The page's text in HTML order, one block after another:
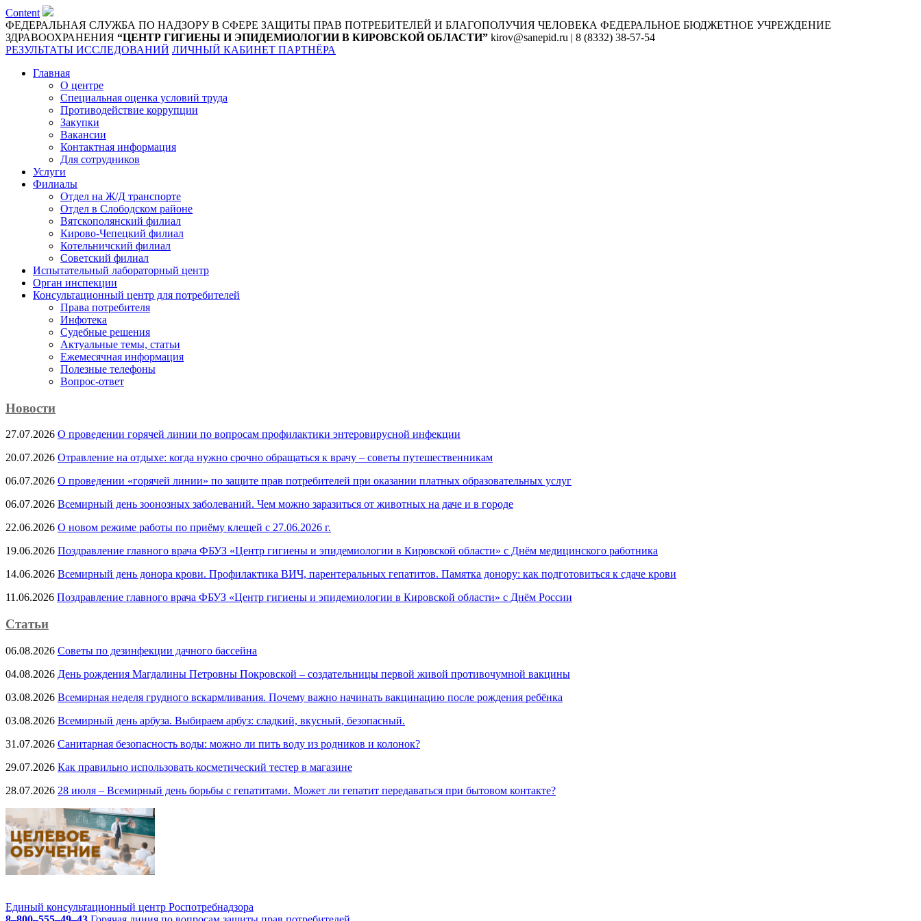
Content
ФЕДЕРАЛЬНАЯ СЛУЖБА ПО НАДЗОРУ В СФЕРЕ ЗАЩИТЫ ПРАВ ПОТРЕБИТЕЛЕЙ И БЛАГОПОЛУЧИЯ ЧЕЛОВЕКА ФЕДЕРАЛЬНОЕ БЮДЖЕТНОЕ УЧРЕЖДЕНИЕ
ЗДРАВООХРАНЕНИЯ “ЦЕНТР ГИГИЕНЫ И ЭПИДЕМИОЛОГИИ В КИРОВСКОЙ ОБЛАСТИ” kirov@sanepid.ru | 8 (8332) 38-57-54
РЕЗУЛЬТАТЫ ИССЛЕДОВАНИЙ ЛИЧНЫЙ КАБИНЕТ ПАРТНЁРА
Главная
О центре
Специальная оценка условий труда
Противодействие коррупции
Закупки
Вакансии
Контактная информация
Для сотрудников
Услуги
Филиалы
Отдел на Ж/Д транспорте
Отдел в Слободском районе
Вятскополянский филиал
Кирово-Чепецкий филиал
Котельничский филиал
Советский филиал
Испытательный лабораторный центр
Орган инспекции
Консультационный центр для потребителей
Права потребителя
Инфотека
Судебные решения
Актуальные темы, cтатьи
Ежемесячная информация
Полезные телефоны
Вопрос-ответ
Новости
27.07.2026 О проведении горячей линии по вопросам профилактики энтеровирусной инфекции
20.07.2026 Отравление на отдыхе: когда нужно срочно обращаться к врачу – советы путешественникам
06.07.2026 О проведении «горячей линии» по защите прав потребителей при оказании платных образовательных услуг
06.07.2026 Всемирный день зоонозных заболеваний. Чем можно заразиться от животных на даче и в городе
22.06.2026 О новом режиме работы по приёму клещей с 27.06.2026 г.
19.06.2026 Поздравление главного врача ФБУЗ «Центр гигиены и эпидемиологии в Кировской области» с Днём медицинского работника
14.06.2026 Всемирный день донора крови. Профилактика ВИЧ, парентеральных гепатитов. Памятка донору: как подготовиться к сдаче крови
11.06.2026 Поздравление главного врача ФБУЗ «Центр гигиены и эпидемиологии в Кировской области» с Днём России
Статьи
06.08.2026 Советы по дезинфекции дачного бассейна
04.08.2026 День рождения Магдалины Петровны Покровской – создательницы первой живой противочумной вакцины
03.08.2026 Всемирная неделя грудного вскармливания. Почему важно начинать вакцинацию после рождения ребёнка
03.08.2026 Всемирный день арбуза. Выбираем арбуз: сладкий, вкусный, безопасный.
31.07.2026 Санитарная безопасность воды: можно ли пить воду из родников и колонок?
29.07.2026 Как правильно использовать косметический тестер в магазине
28.07.2026 28 июля – Всемирный день борьбы с гепатитами. Может ли гепатит передаваться при бытовом контакте?
Единый консультационный центр Роспотребнадзора